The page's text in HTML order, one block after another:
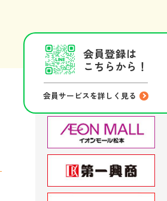
会員登録は
こちらから！
会員サービスを詳しく見る